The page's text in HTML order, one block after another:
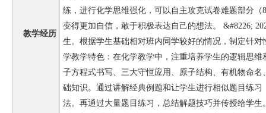
教学经历
练，进行化学思维强化，可以自主攻克试卷难题部分（
变得更加自信，敢于积极表达自己的想法。 &#8226;
生。根据学生基础相对班内同学较好的情况，制定针
学教学特色：在化学教学中，注重培养学生的逻辑思
子方程式书写、三大守恒应用、原子结构、有机物命
础知识。通过讲解经典例题和让学生进行相似题目练
法。再通过大量题目练习，总结解题技巧并传授给学